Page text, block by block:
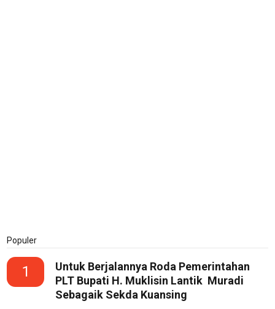
Populer
1
Untuk Berjalannya Roda Pemerintahan
PLT Bupati H. Muklisin Lantik Muradi
Sebagaik Sekda Kuansing